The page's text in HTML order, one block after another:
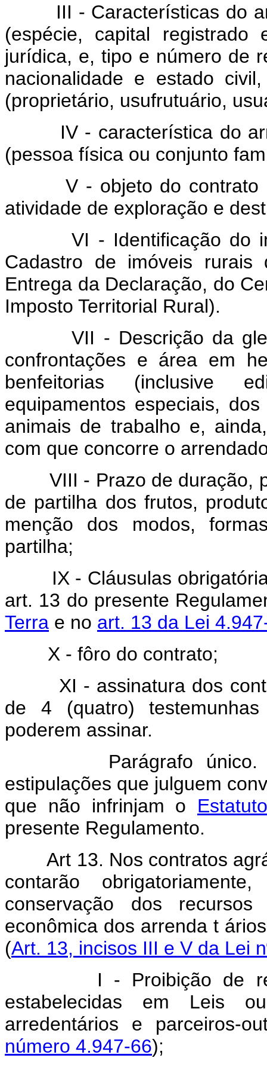
III - Características do
(espécie, capital
jurídica, e, tipo e número de
nacionalidade e estado
(proprietário, usufrutuário,
IV - característica do
(pessoa física ou conjunto
V - objeto do contrato
atividade de exploração e
VI - Identificação do
Cadastro de imóveis
Entrega da Declaração, do
Imposto Territorial Rural).
VII - Descrição da gleba
confrontações e área em
benfeitorias (inclusive
equipamentos especiais,
animais de trabalho e,
com que concorre o
VIII - Prazo de duração,
de partilha dos frutos,
menção dos modos,
partilha;
IX - Cláusulas
art. 13 do presente
Terra e no art. 13 da Lei
X - fôro do contrato;
XI - assinatura dos
de 4 (quatro)
poderem assinar.
Parágrafo único. As
estipulações que julguem
que não infrinjam o
presente Regulamento.
Art 13. Nos contratos
contarão
conservação dos
econômica dos arrenda t
(Art. 13, incisos III e V da Lei
I - Proibição de
estabelecidas em Leis
arredentários e parceiros-
número 4.947-66);